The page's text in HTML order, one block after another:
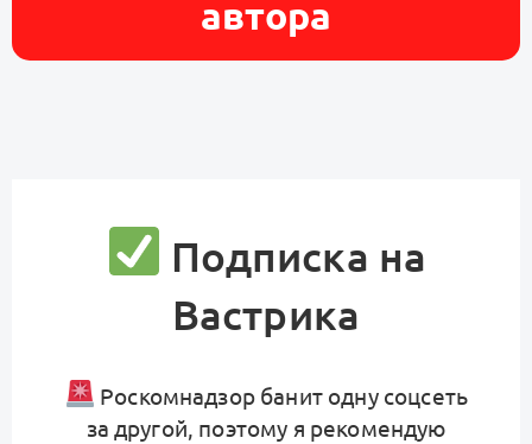
автора
Подписка на
Вастрика
Роскомнадзор банит одну соцсеть
за другой, поэтому я рекомендую